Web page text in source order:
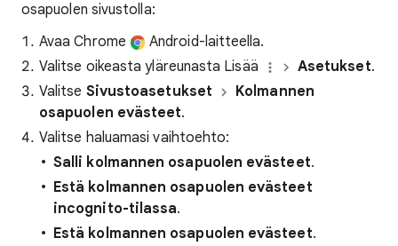
osapuolen sivustolla:
Avaa Chrome
Android-laitteella.
Valitse oikeasta yläreunasta Lisää
Asetukset.
Valitse Sivustoasetukset
Kolmannen
osapuolen evästeet.
Valitse haluamasi vaihtoehto:
Salli kolmannen osapuolen evästeet.
Estä kolmannen osapuolen evästeet
incognito-tilassa.
Estä kolmannen osapuolen evästeet.